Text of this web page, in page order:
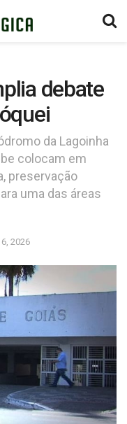
debate
da Lagoinha
colocam em
preservação
uma das áreas
2026